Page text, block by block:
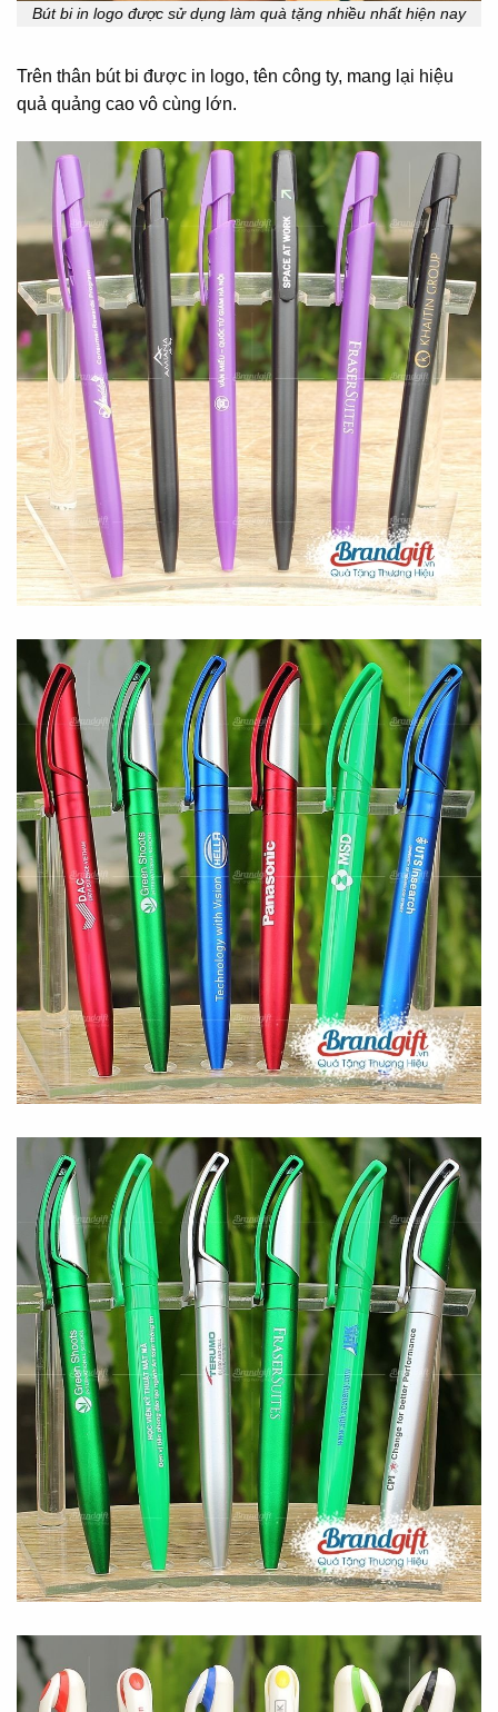
Bút bi in logo được sử dụng làm quà tặng nhiều nhất hiện nay
Trên thân bút bi được in logo, tên công ty, mang lại hiệu
quả quảng cao vô cùng lớn.